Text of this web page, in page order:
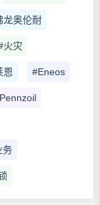
龙奥伦耐
火灾
恩 #Eneos
务